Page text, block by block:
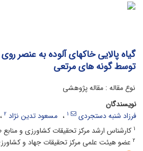
گیاه پالایی خاکهای آلوده به عنصر
توسط گونه های مرتعی
نوع مقاله : مقاله پژوهشی
نویسندگان
فرزاد شنبه‌ دستجردی
1 مسعود تدین نژاد 2
1 کارشناس ارشد مرکز تحقیقات کشاورزی و
2 عضو هیئت علمی مرکز تحقیقات جهاد و